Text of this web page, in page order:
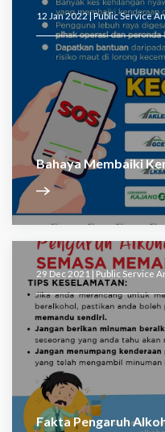
12 Jan 2022 |Public Service
Bahaya Membaiki
29 Dec 2021 | Public Service
Fakta Pengaruh